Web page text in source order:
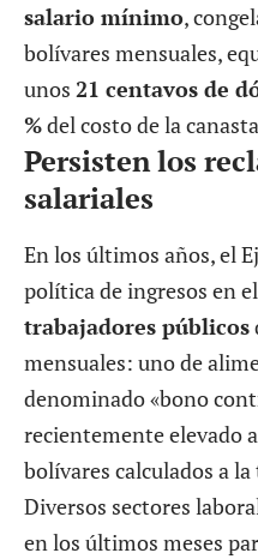
salario mínimo,
bolívares mensuales,
unos 21 centavos de
%del costo de la
Persisten los
salariales
En los últimos años, el
política de ingresos en
trabajadores públicos
mensuales: uno de
denominado «bono
recientemente elevado
bolívares calculados a
Diversos sectores
en los últimos meses